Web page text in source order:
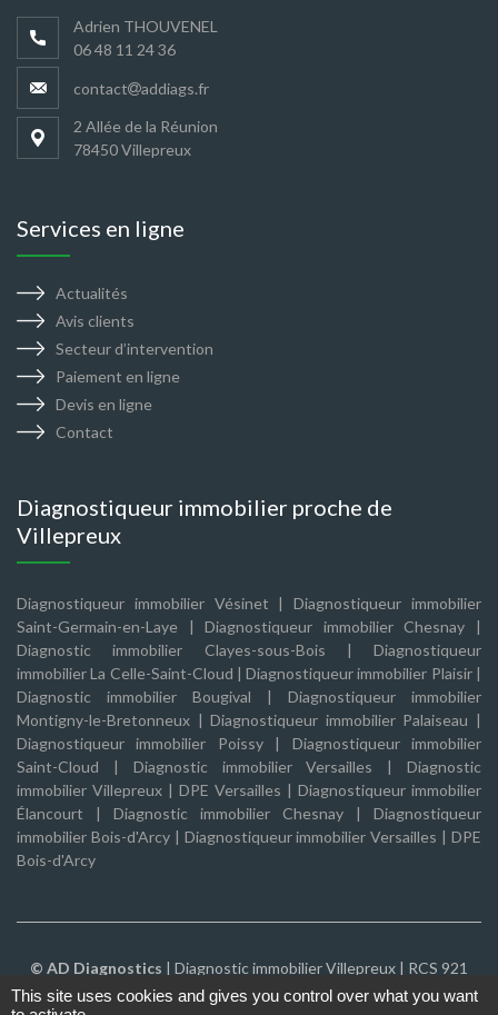
Adrien THOUVENEL
06 48 11 24 36
contact addiags.fr
2 Allée de la Réunion
78450 Villepreux
Services en ligne
Actualités
Avis clients
Secteur d’intervention
Paiement en ligne
Devis en ligne
Contact
Diagnostiqueur immobilier proche de
Villepreux
Diagnostiqueur immobilier Vésinet |Diagnostiqueur immobilier
Saint-Germain-en-Laye |Diagnostiqueur immobilier Chesnay |
Diagnostic immobilier Clayes-sous-Bois | Diagnostiqueur
immobilier La Celle-Saint-Cloud |Diagnostiqueur immobilier Plaisir|
Diagnostic immobilier Bougival | Diagnostiqueur immobilier
Montigny-le-Bretonneux |Diagnostiqueur immobilier Palaiseau |
Diagnostiqueur immobilier Poissy| Diagnostiqueur immobilier
Saint-Cloud | Diagnostic immobilier Versailles |Diagnostic
immobilier Villepreux | DPE Versailles | Diagnostiqueur immobilier
Élancourt | Diagnostic immobilier Chesnay | Diagnostiqueur
immobilier Bois-d'Arcy| Diagnostiqueur immobilier Versailles |DPE
Bois-d'Arcy
© AD Diagnostics | Diagnostic immobilier Villepreux | RCS 921
269 239 |Mentions légales|Politique de confidentialité|CGV
This site uses cookies and gives you control over what you want